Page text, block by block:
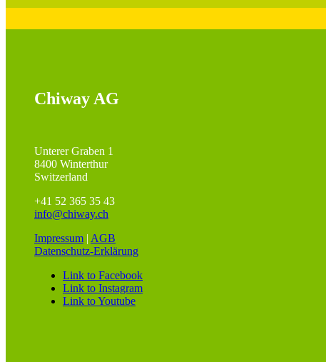
Chiway AG
Unterer Graben 1
8400 Winterthur
Switzerland
+41 52 365 35 43
info@chiway.ch
Impressum | AGB
Datenschutz-Erklärung
Link to Facebook
Link to Instagram
Link to Youtube